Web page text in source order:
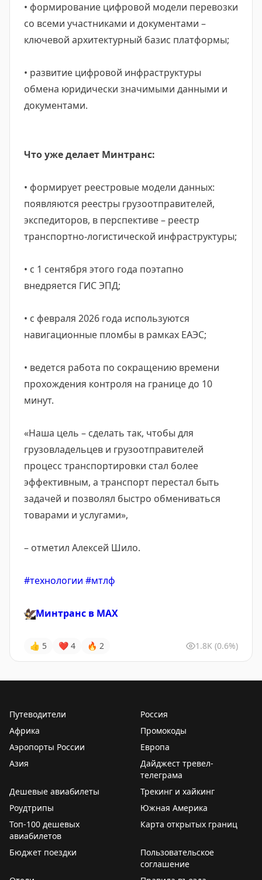
• формирование цифровой модели перевозки
со всеми участниками и документами –
ключевой архитектурный базис платформы;
• развитие цифровой инфраструктуры
обмена юридически значимыми данными и
документами.
Что уже делает Минтранс:
• формирует реестровые модели данных:
появляются реестры грузоотправителей,
экспедиторов, в перспективе – реестр
транспортно-логистической инфраструктуры;
• с 1 сентября этого года поэтапно
внедряется ГИС ЭПД;
• с февраля 2026 года используются
навигационные пломбы в рамках ЕАЭС;
• ведется работа по сокращению времени
прохождения контроля на границе до 10
минут.
«Наша цель – сделать так, чтобы для
грузовладельцев и грузоотправителей
процесс транспортировки стал более
эффективным, а транспорт перестал быть
задачей и позволял быстро обмениваться
товарами и услугами»,
– отметил Алексей Шило.
#технологии #мтлф
🦅Минтранс в MAX
👍 5 ❤ 4 🔥 2 1.8K (0.6%)
Путеводители
Россия
Африка
Промокоды
Аэропорты России
Европа
Азия
Дайджест тревел-
телеграма
Дешевые авиабилеты
Трекинг и хайкинг
Роудтрипы
Южная Америка
Топ-100 дешевых
авиабилетов
Карта открытых границ
Бюджет поездки
Пользовательское
соглашение